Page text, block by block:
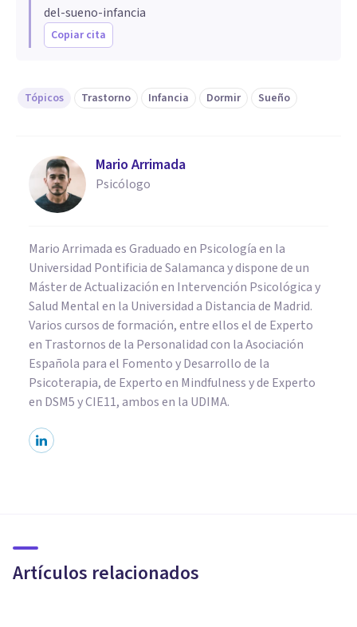
del-sueno-infancia
Copiar cita
Tópicos Trastorno Infancia Dormir Sueño
Mario Arrimada
Psicólogo
Mario Arrimada es Graduado en Psicología en la
Universidad Pontificia de Salamanca y dispone de un
Máster de Actualización en Intervención Psicológica y
Salud Mental en la Universidad a Distancia de Madrid.
Varios cursos de formación, entre ellos el de Experto
en Trastornos de la Personalidad con la Asociación
Española para el Fomento y Desarrollo de la
Psicoterapia, de Experto en Mindfulness y de Experto
en DSM5 y CIE11, ambos en la UDIMA.
Artículos relacionados
causas, síntomas y tratamiento